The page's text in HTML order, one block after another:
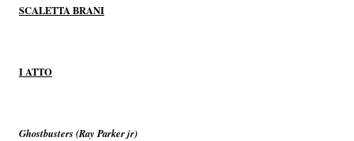
SCALETTA BRANI
I ATTO
Ghostbusters (Ray Parker jr)